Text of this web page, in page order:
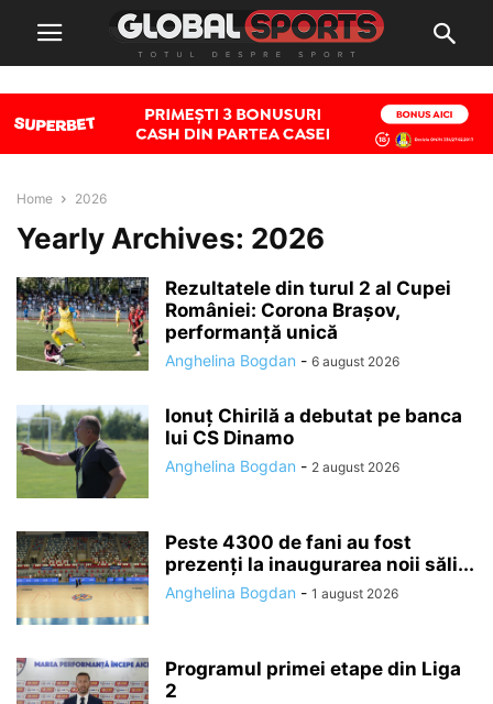
Home 2026
Yearly Archives: 2026
Rezultatele din turul 2 al Cupei
României: Corona Brașov,
performanță unică
Anghelina Bogdan - 6 august 2026
Ionuț Chirilă a debutat pe banca
lui CS Dinamo
Anghelina Bogdan - 2 august 2026
Peste 4300 de fani au fost
prezenți la inaugurarea noii săli...
Anghelina Bogdan - 1 august 2026
Programul primei etape din Liga
2